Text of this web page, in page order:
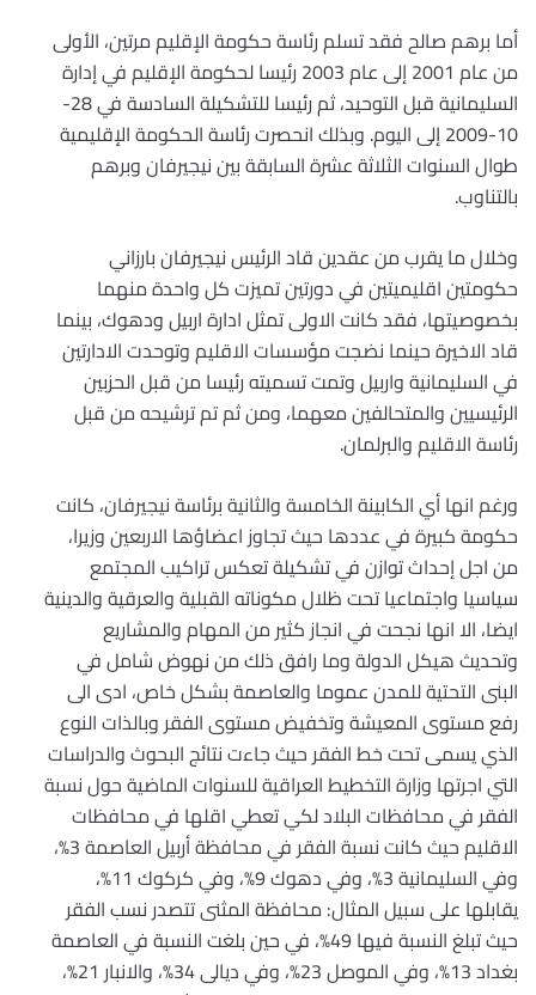
أما برهم صالح فقد تسلم رئاسة حكومة الإقليم مرتين، الأولى
من عام 2001 إلى عام 2003 رئيسا لحكومة الإقليم في إدارة
السليمانية قبل التوحيد، ثم رئيسا للتشكيلة السادسة في 28-
10-2009 إلى اليوم. وبذلك انحصرت رئاسة الحكومة الإقليمية
طوال السنوات الثلاثة عشرة السابقة بين نيجيرفان وبرهم
بالتناوب.
وخلال ما يقرب من عقدين قاد الرئيس نيجيرفان بارزاني
حكومتين اقليميتين في دورتين تميزت كل واحدة منهما
بخصوصيتها، فقد كانت الاولى تمثل ادارة اربيل ودهوك، بينما
قاد الاخيرة حينما نضجت مؤسسات الاقليم وتوحدت الادارتين
في السليمانية واربيل وتمت تسميته رئيسا من قبل الحزبين
الرئيسيين والمتحالفين معهما، ومن ثم تم ترشيحه من قبل
رئاسة الاقليم والبرلمان.
ورغم انها أي الكابينة الخامسة والثانية برئاسة نيجيرفان، كانت
حكومة كبيرة في عددها حيث تجاوز اعضاؤها الاربعين وزيرا،
من اجل إحداث توازن في تشكيلة تعكس تراكيب المجتمع
سياسيا واجتماعيا تحت ظلال مكوناته القبلية والعرقية والدينية
ايضا، الا انها نجحت في انجاز كثير من المهام والمشاريع
وتحديث هيكل الدولة وما رافق ذلك من نهوض شامل في
البنى التحتية للمدن عموما والعاصمة بشكل خاص، ادى الى
رفع مستوى المعيشة وتخفيض مستوى الفقر وبالذات النوع
الذي يسمى تحت خط الفقر حيث جاءت نتائج البحوث والدراسات
التي اجرتها وزارة التخطيط العراقية للسنوات الماضية حول نسبة
الفقر في محافظات البلاد لكي تعطي اقلها في محافظات
الاقليم حيث كانت نسبة الفقر في محافظة أربيل العاصمة 3%،
وفي السليمانية 3%، وفي دهوك 9%، وفي كركوك 11%،
يقابلها على سبيل المثال: محافظة المثنى تتصدر نسب الفقر
حيث تبلغ النسبة فيها 49%، في حين بلغت النسبة في العاصمة
بغداد 13%، وفي الموصل 23%، وفي ديالى 34%، والانبار 21%،